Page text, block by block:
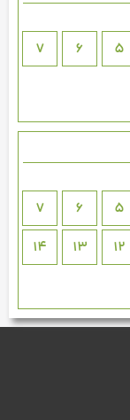
5
6
7
5
6
7
12
13
14